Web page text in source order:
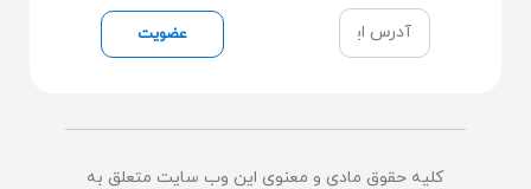
عضویت
کلیه حقوق مادی و معنوی این وب سایت متعلق به